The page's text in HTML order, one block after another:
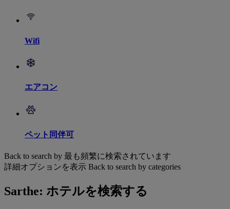
Wifi
エアコン
ペット同伴可
Back to search by 最も頻繁に検索されています
詳細オプションを表示 Back to search by categories
Sarthe: ホテルを検索する